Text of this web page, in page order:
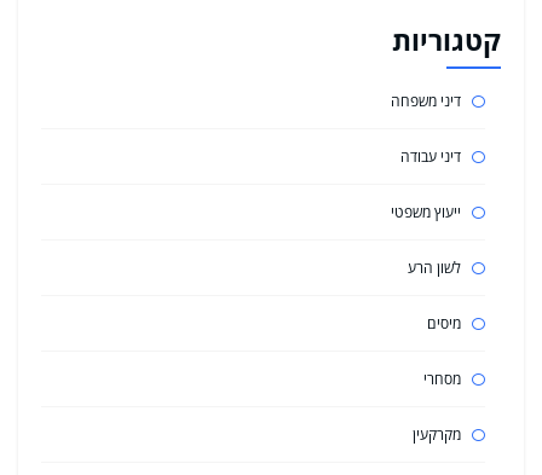
קטגוריות
דיני משפחה
דיני עבודה
ייעוץ משפטי
לשון הרע
מיסים
מסחרי
מקרקעין